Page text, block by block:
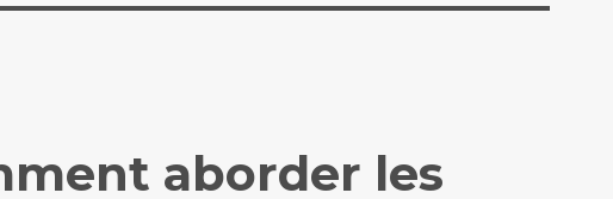
aborder les